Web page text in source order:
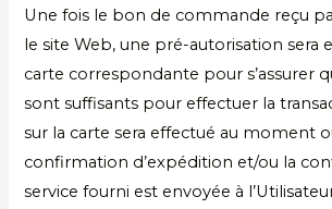
Une fois le bon de commande reçu
le site Web, une pré-autorisation sera
carte correspondante pour s’assurer
sont suffisants pour effectuer la
sur la carte sera effectué au moment
confirmation d’expédition et/ou la
service fourni est envoyée à